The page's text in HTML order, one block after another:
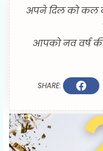
अपने दिल को
आपको नव वर्ष
SHARE: